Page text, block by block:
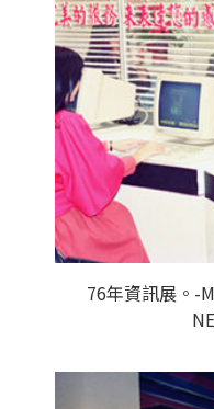
76年資訊展。-